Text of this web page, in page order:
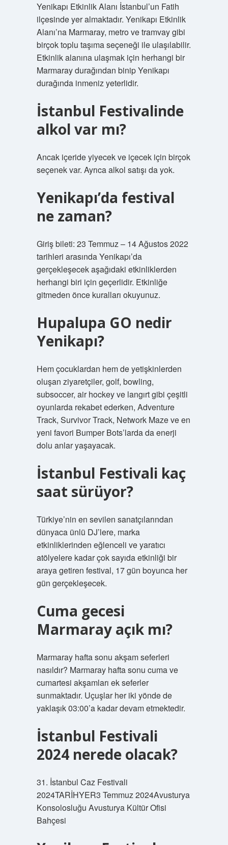
Yenikapı Etkinlik Alanı İstanbul’un Fatih
ilçesinde yer almaktadır. Yenikapı Etkinlik
Alanı’na Marmaray, metro ve tramvay gibi
birçok toplu taşıma seçeneği ile ulaşılabilir.
Etkinlik alanına ulaşmak için herhangi bir
Marmaray durağından binip Yenikapı
durağında inmeniz yeterlidir.
İstanbul Festivalinde
alkol var mı?
Ancak içeride yiyecek ve içecek için birçok
seçenek var. Ayrıca alkol satışı da yok.
Yenikapı’da festival
ne zaman?
Giriş bileti: 23 Temmuz – 14 Ağustos 2022
tarihleri ​​arasında Yenikapı’da
gerçekleşecek aşağıdaki etkinliklerden
herhangi biri için geçerlidir. Etkinliğe
gitmeden önce kuralları okuyunuz.
Hupalupa GO nedir
Yenikapı?
Hem çocuklardan hem de yetişkinlerden
oluşan ziyaretçiler, golf, bowling,
subsoccer, air hockey ve langırt gibi çeşitli
oyunlarda rekabet ederken, Adventure
Track, Survivor Track, Network Maze ve en
yeni favori Bumper Bots’larda da enerji
dolu anlar yaşayacak.
İstanbul Festivali kaç
saat sürüyor?
Türkiye’nin en sevilen sanatçılarından
dünyaca ünlü DJ’lere, marka
etkinliklerinden eğlenceli ve yaratıcı
atölyelere kadar çok sayıda etkinliği bir
araya getiren festival, 17 gün boyunca her
gün gerçekleşecek.
Cuma gecesi
Marmaray açık mı?
Marmaray hafta sonu akşam seferleri
nasıldır? Marmaray hafta sonu cuma ve
cumartesi akşamları ek seferler
sunmaktadır. Uçuşlar her iki yönde de
yaklaşık 03:00’a kadar devam etmektedir.
İstanbul Festivali
2024 nerede olacak?
31. İstanbul Caz Festivali
2024TARİHYER3 Temmuz 2024Avusturya
Konsolosluğu Avusturya Kültür Ofisi
Bahçesi